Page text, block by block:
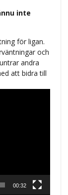
inte
för ligan.
och
andra
att bidra till
00:32